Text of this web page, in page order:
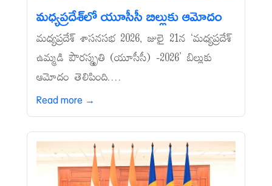
మధ్యప్రదేశ్‌లో యూసీసీ బిల్లుకు ఆమోదం
మధ్యప్రదేశ్‌ శాసనసభ 2026, జులై 21న ‘మధ్యప్రదేశ్‌
ఉమ్మడి పౌరస్మృతి (యూసీసీ) -2026’ బిల్లుకు
ఆమోదం తెలిపింది....
Read more →